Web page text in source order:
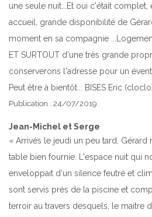
une seule nuit...Et oui c'était complet,
accueil, grande disponibilité de
moment en sa compagnie
ET SURTOUT d'une très grande
conserverons l'adresse pour un
Peut être à bientôt... BISES Eric
Publication : 24/07/2019
Jean-Michel et Serge
« Arrivés le jeudi un peu tard, Gérard
table bien fournie. L'espace nuit qui
enveloppait d'un silence feutré et
sont servis près de la piscine et
terroir au travers desquels, le maitre